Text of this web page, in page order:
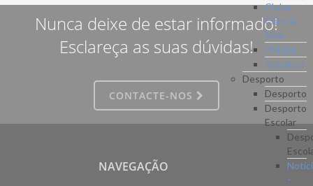
Clube
Ciência
Viva
PADDE
Robótica
Desporto
Desporto
Desporto
Escolar
-
Nunca deixe de estar informado!
Esclareça as suas dúvidas!
CONTACTE-NOS
NAVEGAÇÃO